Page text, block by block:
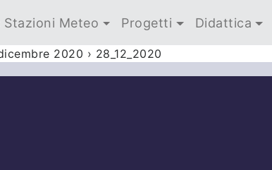
Stazioni Meteo Progetti Didattica
2020 › 28_12_2020